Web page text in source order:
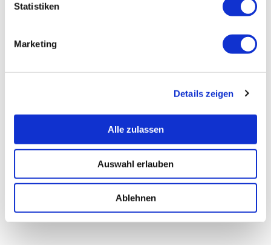
Statistiken
Marketing
Details zeigen
Alle zulassen
Auswahl erlauben
Ablehnen